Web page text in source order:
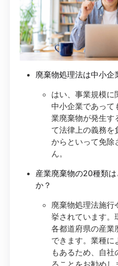
廃棄物処理法は中小企
はい、事業規模に
中小企業であって
業廃棄物が発生す
て法律上の義務を
からといって免除
ん。
産業廃棄物の20種類
か？
廃棄物処理法施行
挙されています。
各都道府県の産業
できます。業種に
もあるため、自
ることをお勧めし